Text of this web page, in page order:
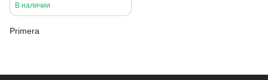
В наличии
Primera